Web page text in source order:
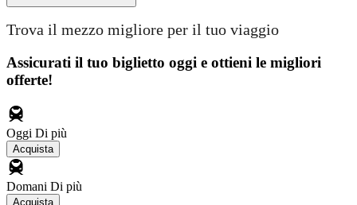
Trova il mezzo migliore per il tuo viaggio
Assicurati il ​​tuo biglietto oggi e ottieni le migliori
offerte!
Oggi Di più
Acquista
Domani Di più
Acquista